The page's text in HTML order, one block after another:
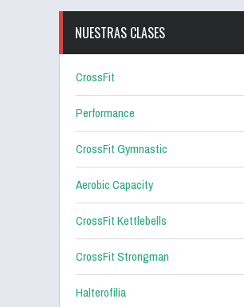
NUESTRAS CLASES
CrossFit
Performance
CrossFit Gymnastic
Aerobic Capacity
CrossFit Kettlebells
CrossFit Strongman
Halterofilia